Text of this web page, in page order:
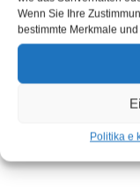
Wenn Sie Ihre
bestimmte Merkmale
Politika e